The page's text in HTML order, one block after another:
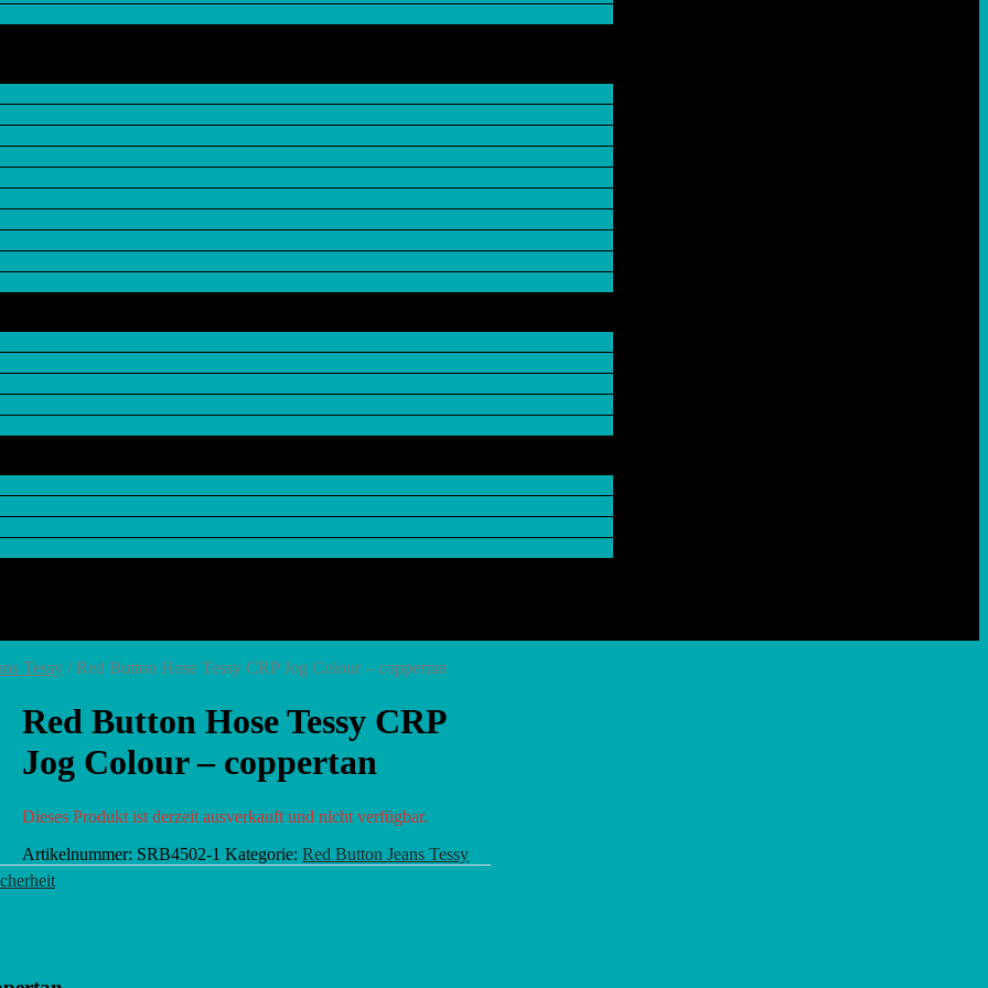
Tessy / Red Button Hose Tessy CRP Jog Colour – coppertan
Red Button Hose Tessy CRP
Jog Colour – coppertan
Dieses Produkt ist derzeit ausverkauft und nicht verfügbar.
Artikelnummer: SRB4502-1 Kategorie:Red Button Jeans Tessy